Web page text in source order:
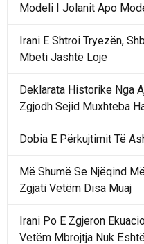
Modeli I Jolanit Apo
Irani E Shtroi Tryezën,
Mbeti Jashtë Loje
Deklarata Historike Nga
Zgjodh Sejid Muxhteba
Dobia E Përkujtimit Të
Më Shumë Se Njëqind
Zgjati Vetëm Disa Muaj
Irani Po E Zgjeron
Vetëm Mbrojtja Nuk